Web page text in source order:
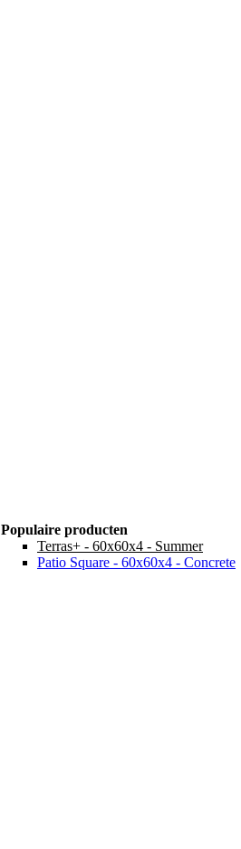
Populaire producten
Terras+ - 60x60x4 - Summer
Patio Square - 60x60x4 - Concrete